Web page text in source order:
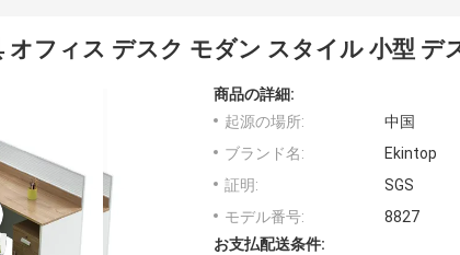
オフィス デスク モダン スタイル 小型 デ
商品の詳細:
起源の場所:
中国
ブランド名:
Ekintop
証明:
SGS
モデル番号:
8827
お支払配送条件: